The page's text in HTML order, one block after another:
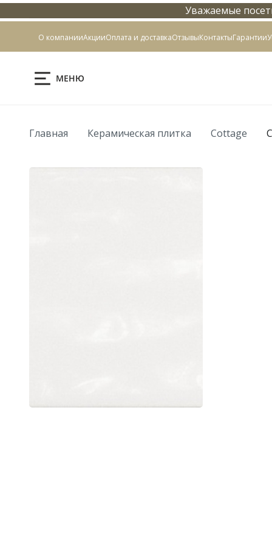
Контакты
Уважаемые
О компанииАкцииОплата и доставкаОтзывыКонтактыГарантии
МЕНЮ
Главная Керамическая плитка Cottage